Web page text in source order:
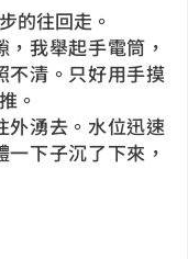
的往回走。
我舉起手電筒，
不清。只好用手摸
。
湧去。水位迅速
下子沉了下來，